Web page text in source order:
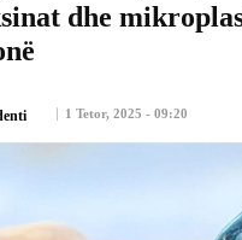
dhe
1 Tetor, 2025 - 09:20